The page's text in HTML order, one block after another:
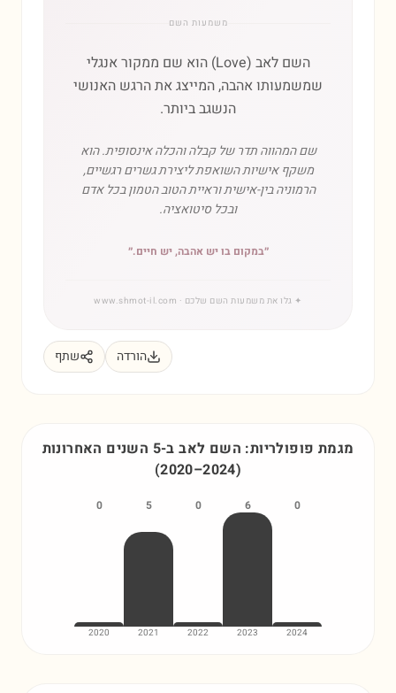
משמעות השם
השם לאב (Love) הוא שם ממקור אנגלי
שמשמעותו אהבה, המייצג את הרגש האנושי
הנשגב ביותר.
שם המהווה תדר של קבלה והכלה אינסופית. הוא
משקף אישיות השואפת ליצירת גשרים רגשיים,
הרמוניה בין-אישית וראיית הטוב הטמון בכל אדם
ובכל סיטואציה.
״במקום בו יש אהבה, יש חיים.״
✦ גלו את משמעות השם שלכם · www.shmot-il.com
הורדה שתף
מגמת פופולריות: השם לאבב-5 השנים האחרונות
(2020–2024)
0
2024
6
2023
0
2022
5
2021
0
2020